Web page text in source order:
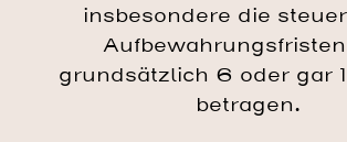
insbesondere die
grundsätzlich 6 oder gar
betragen.